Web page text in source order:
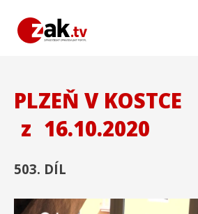
PLZEŇ V KOSTCE
z 16.10.2020
503. DÍL